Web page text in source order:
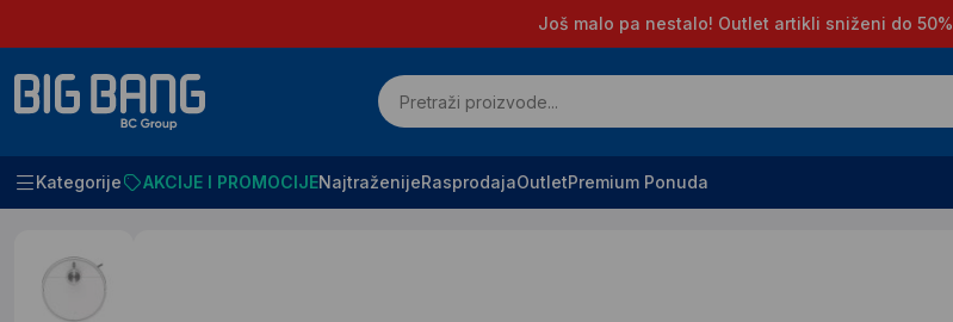
Još malo pa nestalo! Outlet artikli sniženi do 50%
Kategorije AKCIJE I PROMOCIJENajtraženijeRasprodajaOutletPremium Ponuda
Početna Mali kucni aparati Usisivaci